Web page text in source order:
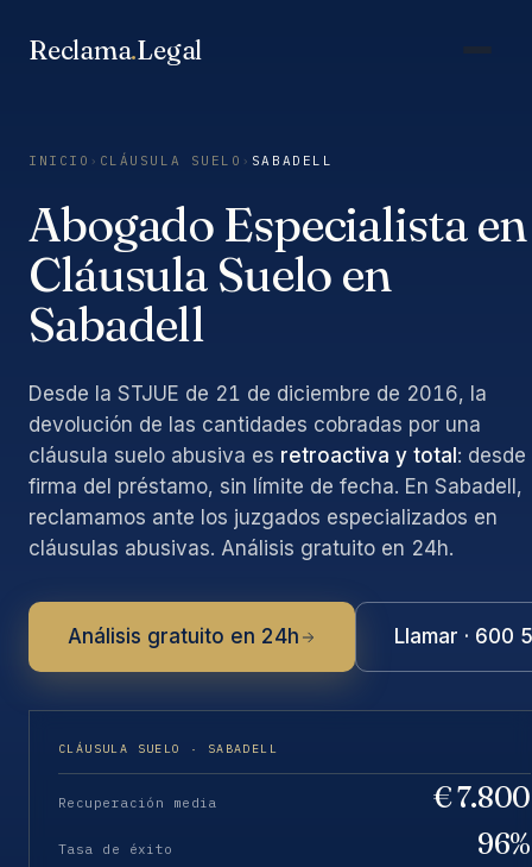
Reclama.Legal
INICIO › CLÁUSULA SUELO › SABADELL
Abogado Especialista en
Cláusula Suelo en
Sabadell
Desde la STJUE de 21 de diciembre de 2016, la
devolución de las cantidades cobradas por una
cláusula suelo abusiva es retroactiva y total : desde
firma del préstamo, sin límite de fecha. En Sabadell,
reclamamos ante los juzgados especializados en
cláusulas abusivas. Análisis gratuito en 24h.
Análisis gratuito en 24h Llamar · 600
CLÁUSULA SUELO · SABADELL
Recuperación media € 7.800
Tasa de éxito 96%